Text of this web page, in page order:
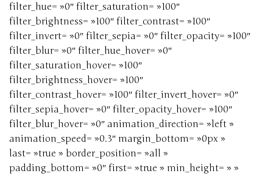
filter_hue= »0″ filter_saturation= »100″
filter_brightness= »100″ filter_contrast= »100″
filter_invert= »0″ filter_sepia= »0″ filter_opacity= »100″
filter_blur= »0″ filter_hue_hover= »0″
filter_saturation_hover= »100″
filter_brightness_hover= »100″
filter_contrast_hover= »100″ filter_invert_hover= »0″
filter_sepia_hover= »0″ filter_opacity_hover= »100″
filter_blur_hover= »0″ animation_direction= »left »
animation_speed= »0.3″ margin_bottom= »0px »
last= »true » border_position= »all »
padding_bottom= »0″ first= »true » min_height= » »